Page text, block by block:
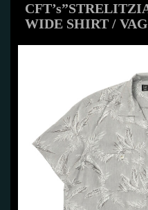
WIDE SHIRT /